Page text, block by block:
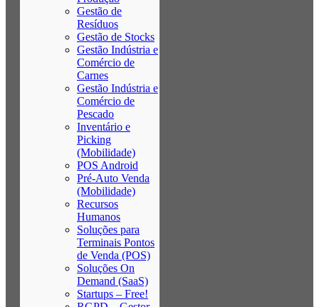
Gestão de
Resíduos
Gestão de Stocks
Gestão Indústria e
Comércio de
Carnes
Gestão Indústria e
Comércio de
Pescado
Inventário e
Picking
(Mobilidade)
POS Android
Pré-Auto Venda
(Mobilidade)
Recursos
Humanos
Soluções para
Terminais Pontos
de Venda (POS)
Soluções On
Demand (SaaS)
Startups – Free!